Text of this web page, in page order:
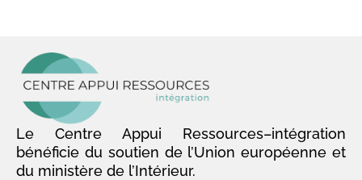
Le Centre Appui Ressources–intégration
bénéficie du soutien de l’Union européenne et
du ministère de l’Intérieur.